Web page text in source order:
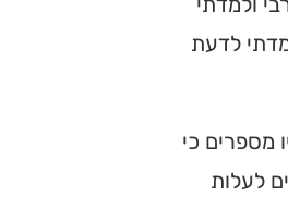
לדעת
מספרים כי
לעלות